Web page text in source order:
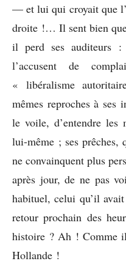
— et lui qui croyait que
droite !… Il sent bien
il perd ses auditeurs :
l’accusent de
« libéralisme
mêmes reproches à
le voile, d’entendre les
lui-même ; ses prêches,
ne convainquent plus
après jour, de ne pas
habituel, celui qu’il
retour prochain des
histoire ? Ah ! Comme
Hollande !